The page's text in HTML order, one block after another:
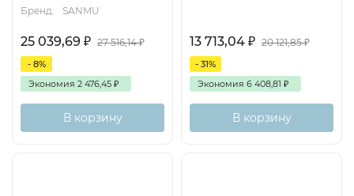
Бренд:
SANMU
25 039,69 ₽ 27 516,14₽
- 8%
Экономия 2 476,45 ₽
В корзину
13 713,04 ₽ 20 121,85₽
- 31%
Экономия 6 408,81 ₽
В корзину